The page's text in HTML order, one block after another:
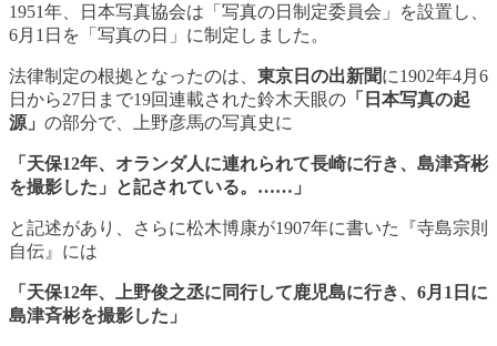
1951年、日本写真協会は「写真の日制定委員会」を設置し、
6月1日を「写真の日」に制定しました。
法律制定の根拠となったのは、 東京日の出新聞に1902年4月6
日から27日まで19回連載された鈴木天眼の 「日本写真の起
源」 の部分で、上野彦馬の写真史に
「天保12年、オランダ人に連れられて長崎に行き、島津斉彬
を撮影した」と記されている。……」
と記述があり、さらに松木博康が1907年に書いた『寺島宗則
自伝』には
「天保12年、上野俊之丞に同行して鹿児島に行き、6月1日に
島津斉彬を撮影した」